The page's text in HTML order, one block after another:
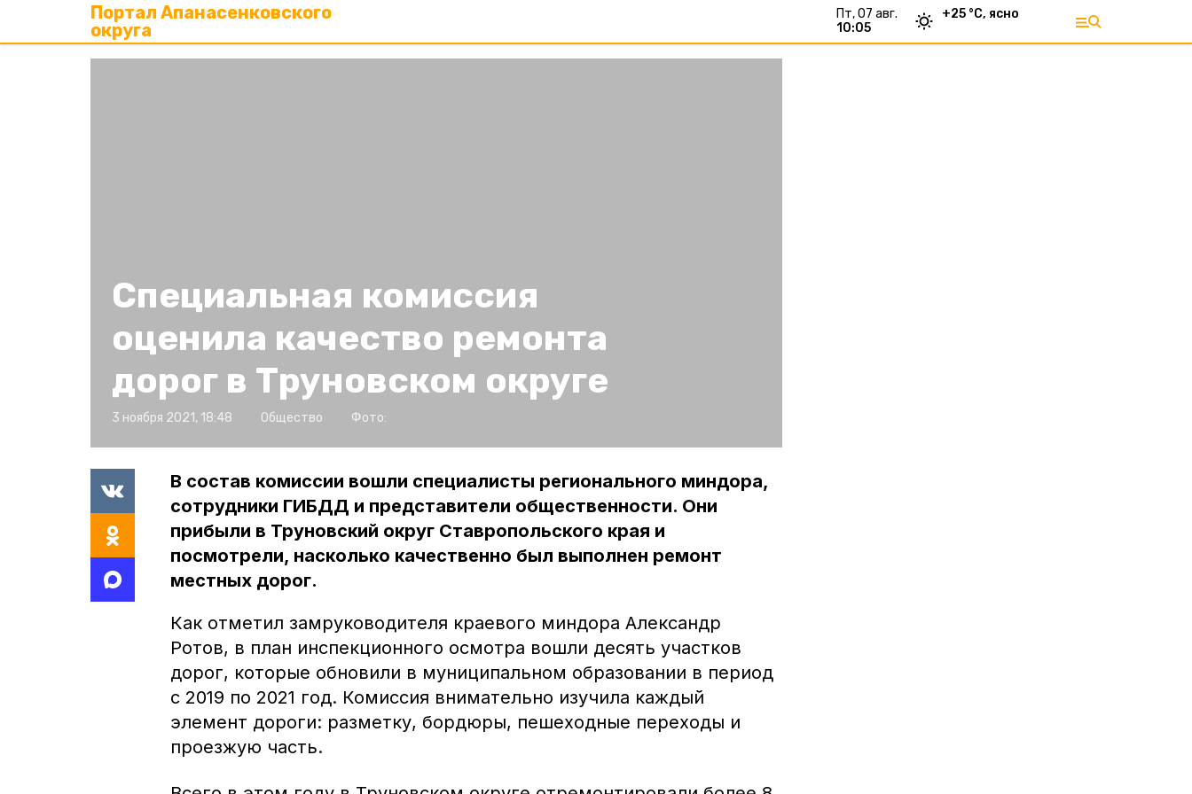
Портал Апанасенковского
округа
пт, 07 авг.
10:05
+25 °С, ясно
Специальная комиссия
оценила качество ремонта
дорог в Труновском округе
3 ноября 2021, 18:48 Общество Фото:
В состав комиссии вошли специалисты регионального миндора,
сотрудники ГИБДД и представители общественности. Они
прибыли в Труновский округ Ставропольского края и
посмотрели, насколько качественно был выполнен ремонт
местных дорог.
Как отметил замруководителя краевого миндора Александр
Ротов, в план инспекционного осмотра вошли десять участков
дорог, которые обновили в муниципальном образовании в период
с 2019 по 2021 год. Комиссия внимательно изучила каждый
элемент дороги: разметку, бордюры, пешеходные переходы и
проезжую часть.